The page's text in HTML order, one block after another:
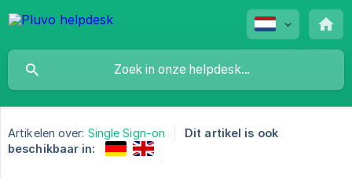
Artikelen over: Single Sign-on
Dit artikel is ook
beschikbaar in: